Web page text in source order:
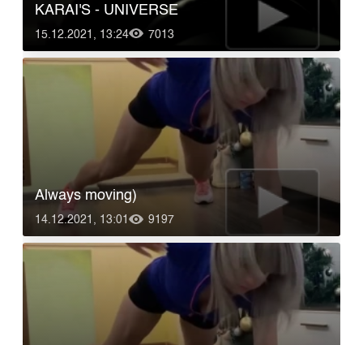
15.12.2021, 13:24 7013
KARAI'S - UNIVERSE
14.12.2021, 13:01 9197
Always moving)